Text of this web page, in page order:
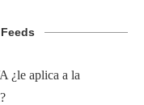
¿le aplica a la